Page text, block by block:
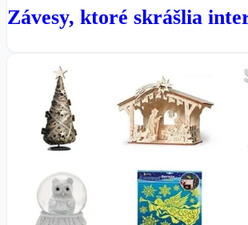
Závesy, ktoré skrášlia